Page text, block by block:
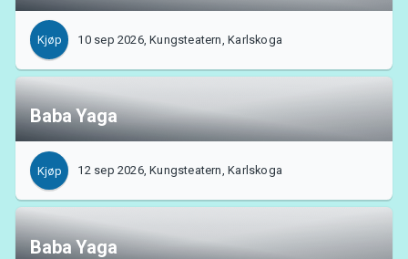
Kjøp 10 sep 2026, Kungsteatern, Karlskoga
Baba Yaga
Kjøp 12 sep 2026, Kungsteatern, Karlskoga
Baba Yaga